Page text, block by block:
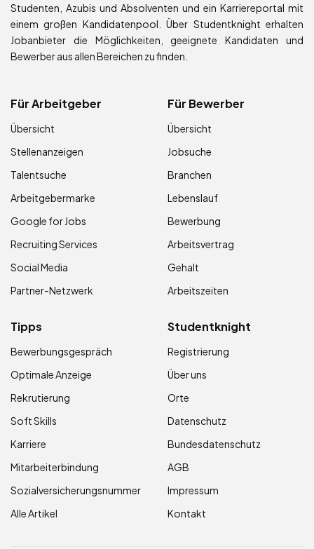
Studenten, Azubis und Absolventen und ein Karriereportal mit
einem großen Kandidatenpool. Über Studentknight erhalten
Jobanbieter die Möglichkeiten, geeignete Kandidaten und
Bewerber aus allen Bereichen zu finden.
Für Arbeitgeber
Übersicht
Stellenanzeigen
Talentsuche
Arbeitgebermarke
Google for Jobs
Recruiting Services
Social Media
Partner-Netzwerk
Für Bewerber
Übersicht
Jobsuche
Branchen
Lebenslauf
Bewerbung
Arbeitsvertrag
Gehalt
Arbeitszeiten
Tipps
Bewerbungsgespräch
Optimale Anzeige
Rekrutierung
Soft Skills
Karriere
Mitarbeiterbindung
Sozialversicherungsnummer
Alle Artikel
Studentknight
Registrierung
Über uns
Orte
Datenschutz
Bundesdatenschutz
AGB
Impressum
Kontakt